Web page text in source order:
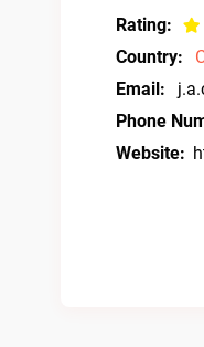
Rating:
Country:
Email:
Phone
Website: